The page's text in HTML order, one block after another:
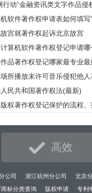
行动”金融资讯类文字作品侵
软件著作权申请表如何填写
宫就著作权起诉北京故宫
算机软件著作权登记申请
品著作权登记哪家最专业最
所播放未许可音乐侵犯他
民共和国著作权法(最新)
权著作权登记保护的流程
高效
公司 浙江杭州分公司 北京
标分类查询 版权申请 专利